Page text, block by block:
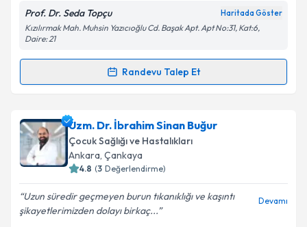
Kişisel verilerimin işlenmesine ilişkinAydınlatma
kapsamda işlenmesini kabul ediyorum.
Prof. Dr. Seda Topçu Haritada Göster
Kızılırmak Mah. Muhsin Yazıcıoğlu Cd. Başak Apt. Apt No:31, Kat:6,
Daire: 21
Randevu Talep Et
Randevu Takvimi Talebi
Prof. Dr. Seda Topçuiçin randevu takvimi talebi
oluşturun. Size bu uzmandan randevu almanız için bir
takvim hazırlandığında e-posta ile bilgilendireceğiz.
Uzm. Dr. İbrahim Sinan Buğur
Çocuk Sağlığı ve Hastalıkları
Ankara, Çankaya
4.8 (3 Değerlendirme)
Uzun süredir geçmeyen burun tıkanıklığı ve kaşıntı
şikayetlerimizden dolayı birkaç...
Devamı